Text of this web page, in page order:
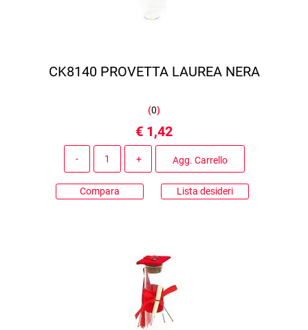
CK8140 PROVETTA LAUREA NERA
(0)
€ 1,42
Agg. Carrello
Compara Lista desideri